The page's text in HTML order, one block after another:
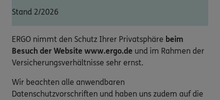
Stand 2/2026
ERGO nimmt den Schutz Ihrer Privatsphäre beim
Besuch der Website www.ergo.de und im Rahmen der
Versicherungsverhältnisse sehr ernst.
Wir beachten alle anwendbaren
Datenschutzvorschriften und haben uns zudem auf die